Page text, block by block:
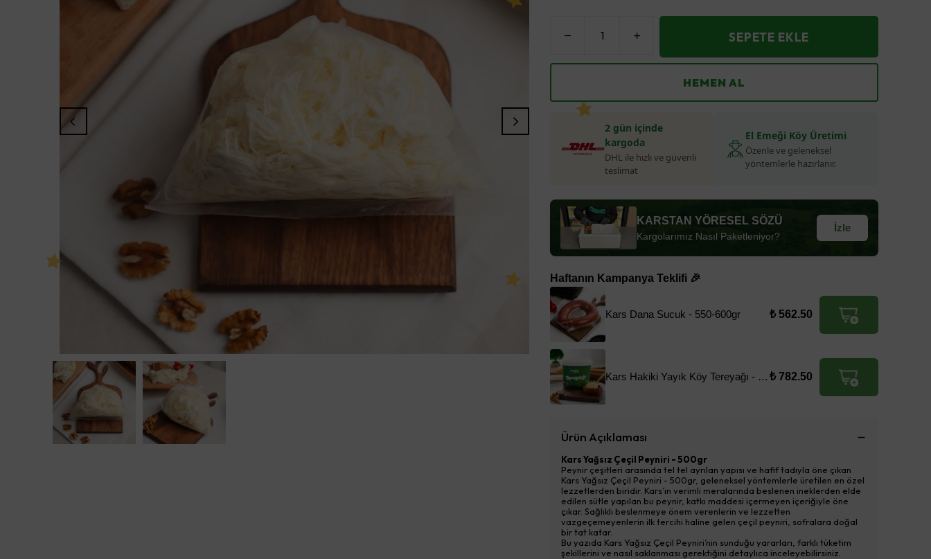
SEPETE EKLE
HEMEN AL
2 gün içinde
kargoda
DHL ile hızlı ve güvenli
teslimat
El Emeği Köy Üretimi
Özenle ve geleneksel
yöntemlerle hazırlanır.
KARSTAN YÖRESEL SÖZÜ
Kargolarımız Nasıl Paketleniyor?
İzle
Haftanın Kampanya Teklifi 🎉
Kars Dana Sucuk - 550-600gr ₺ 562.50
Kars Hakiki Yayık Köy Tereyağı - 1KG ₺ 782.50
Ürün Açıklaması
Kars Yağsız Çeçil Peyniri - 500gr
Peynir çeşitleri arasında tel tel ayrılan yapısı ve hafif tadıyla öne çıkan
Kars Yağsız Çeçil Peyniri - 500gr, geleneksel yöntemlerle üretilen en özel
lezzetlerden biridir. Kars’ın verimli meralarında beslenen ineklerden elde
edilen sütle yapılan bu peynir, katkı maddesi içermeyen içeriğiyle öne
çıkar. Sağlıklı beslenmeye önem verenlerin ve lezzetten
vazgeçemeyenlerin ilk tercihi haline gelen çeçil peyniri, sofralara doğal
bir tat katar.
Bu yazıda Kars Yağsız Çeçil Peyniri’nin sunduğu yararları, farklı tüketim
şekillerini ve nasıl saklanması gerektiğini detaylıca inceleyebilirsiniz.